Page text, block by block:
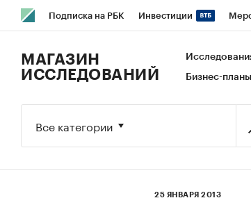
Подписка на РБК Инвестиции
Исследования Кредитные рейтинги
МАГАЗИН
ИССЛЕДОВАНИЙ
Бизнес-планы
Все категории
25 ЯНВАРЯ 2013